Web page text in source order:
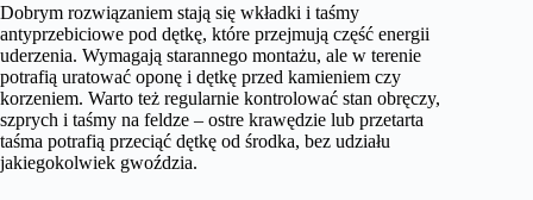
Dobrym rozwiązaniem stają się wkładki i taśmy
antyprzebiciowe pod dętkę, które przejmują część energii
uderzenia. Wymagają starannego montażu, ale w terenie
potrafią uratować oponę i dętkę przed kamieniem czy
korzeniem. Warto też regularnie kontrolować stan obręczy,
szprych i taśmy na feldze – ostre krawędzie lub przetarta
taśma potrafią przeciąć dętkę od środka, bez udziału
jakiegokolwiek gwoździa.